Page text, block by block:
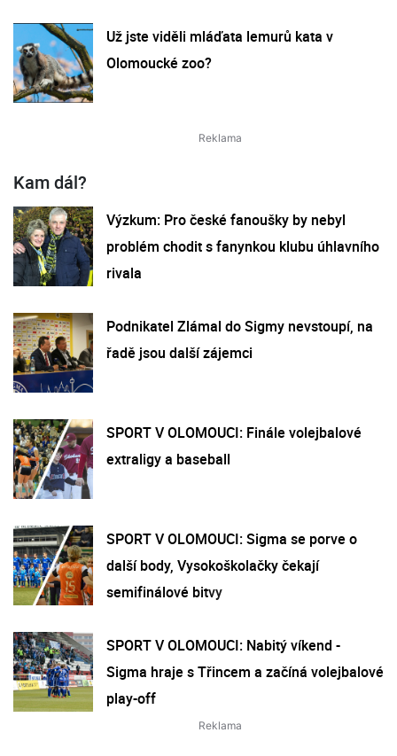
Už jste viděli mláďata lemurů kata v
Olomoucké zoo?
Kam dál?
Výzkum: Pro české fanoušky by nebyl
problém chodit s fanynkou klubu úhlavního
rivala
Podnikatel Zlámal do Sigmy nevstoupí, na
řadě jsou další zájemci
SPORT V OLOMOUCI: Finále volejbalové
extraligy a baseball
SPORT V OLOMOUCI: Sigma se porve o
další body, Vysokoškolačky čekají
semifinálové bitvy
SPORT V OLOMOUCI: Nabitý víkend -
Sigma hraje s Třincem a začíná volejbalové
play-off